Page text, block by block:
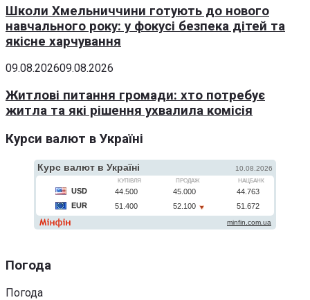
Школи Хмельниччини готують до нового
навчального року: у фокусі безпека дітей та
якісне харчування
09.08.202609.08.2026
Житлові питання громади: хто потребує
житла та які рішення ухвалила комісія
Курси валют в Україні
Погода
Погода